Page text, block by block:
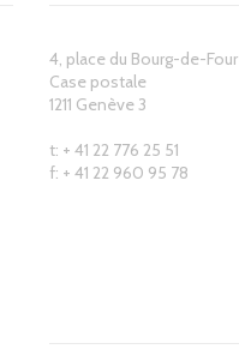
4, place du Bourg-de-Four
Case postale
1211 Genève 3
t: + 41 22 776 25 51
f: + 41 22 960 95 78